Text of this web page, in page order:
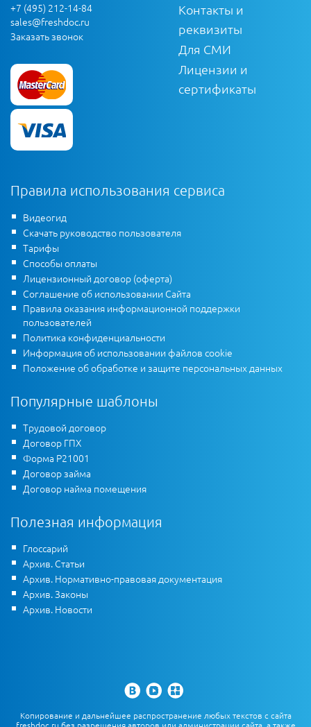
+7 (495) 212-14-84
sales@freshdoc.ru
Заказать звонок
Контакты и
реквизиты
Для СМИ
Лицензии и
сертификаты
Правила использования сервиса
Видеогид
Скачать руководство пользователя
Тарифы
Способы оплаты
Лицензионный договор (оферта)
Соглашение об использовании Сайта
Правила оказания информационной поддержки
пользователей
Политика конфиденциальности
Информация об использовании файлов cookie
Положение об обработке и защите персональных данных
Популярные шаблоны
Трудовой договор
Договор ГПХ
Форма Р21001
Договор займа
Договор найма помещения
Полезная информация
Глоссарий
Архив. Статьи
Архив. Нормативно-правовая документация
Архив. Законы
Архив. Новости
Копирование и дальнейшее распространение любых текстов с сайта